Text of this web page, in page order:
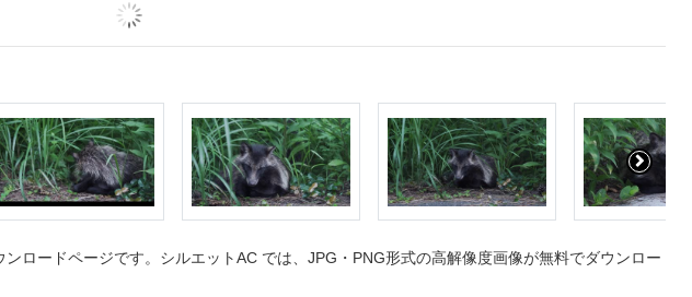
ロードページです。シルエットAC では、JPG・PNG形式の高解像度画像が無料でダウンロー